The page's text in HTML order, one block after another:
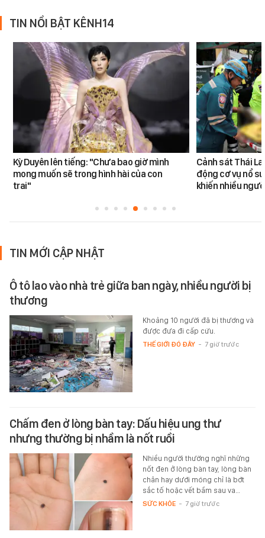
TIN NỔI BẬT KÊNH14
Kỳ Duyên lên tiếng: "Chưa bao giờ mình
mong muốn sẽ trong hình hài của con
trai"
Cảnh sát Thái
động cơ vụ nổ
khiến nhiều
TIN MỚI CẬP NHẬT
Ô tô lao vào nhà trẻ giữa ban ngày, nhiều người bị
thương
Khoảng 10 người đã bị thương và
được đưa đi cấp cứu.
THẾ GIỚI ĐÓ ĐÂY - 7 giờ trước
Chấm đen ở lòng bàn tay: Dấu hiệu ung thư
nhưng thường bị nhầm là nốt ruồi
Nhiều người thường nghĩ những
nốt đen ở lòng bàn tay, lòng bàn
chân hay dưới móng chỉ là bớt
sắc tố hoặc vết bầm sau va…
SỨC KHỎE - 7 giờ trước